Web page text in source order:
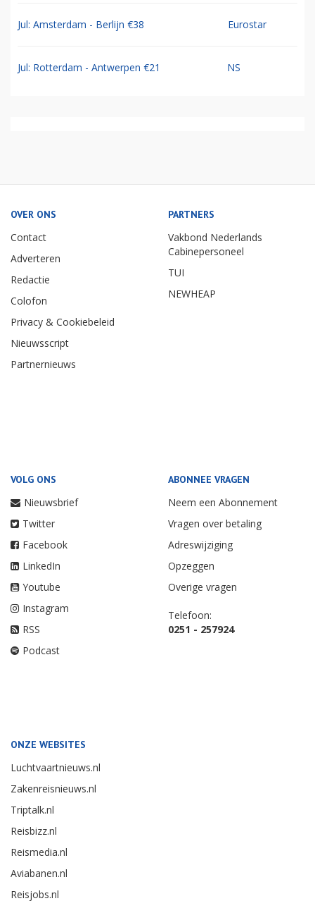
Jul: Amsterdam - Berlijn €38 Eurostar
Jul: Rotterdam - Antwerpen €21 NS
OVER ONS
Contact
Adverteren
Redactie
Colofon
Privacy & Cookiebeleid
Nieuwsscript
Partnernieuws
PARTNERS
Vakbond Nederlands
Cabinepersoneel
TUI
NEWHEAP
VOLG ONS
Nieuwsbrief
Twitter
Facebook
LinkedIn
Youtube
Instagram
RSS
Podcast
ABONNEE VRAGEN
Neem een Abonnement
Vragen over betaling
Adreswijziging
Opzeggen
Overige vragen
Telefoon:
0251 - 257924
ONZE WEBSITES
Luchtvaartnieuws.nl
Zakenreisnieuws.nl
Triptalk.nl
Reisbizz.nl
Reismedia.nl
Aviabanen.nl
Reisjobs.nl